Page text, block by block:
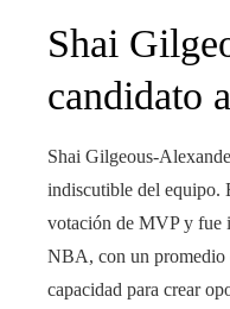
Shai
candidato
Shai Gilgeous-
indiscutible del equipo.
votación de MVP y fue
NBA, con un promedio
capacidad para crear